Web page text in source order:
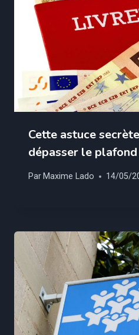
Cette astuce
dépasser le
Par Maxime Lado 14/05/